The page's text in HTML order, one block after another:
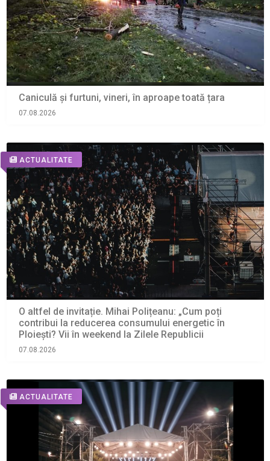
Caniculă și furtuni, vineri, în aproape toată țara
07.08.2026
ACTUALITATE
O altfel de invitație. Mihai Polițeanu: „Cum poți
contribui la reducerea consumului energetic în
Ploiești? Vii în weekend la Zilele Republicii
07.08.2026
ACTUALITATE